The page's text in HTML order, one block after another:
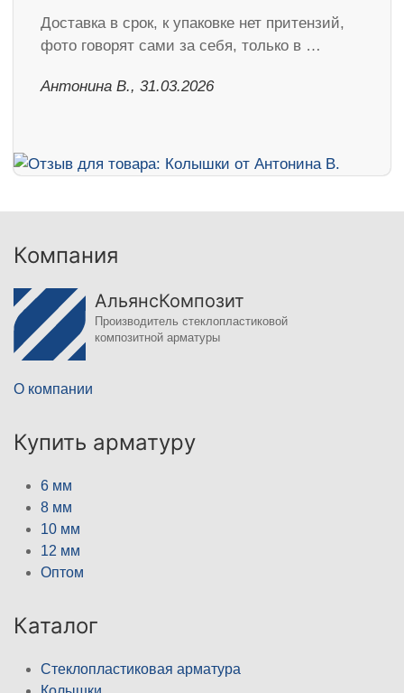
Доставка в срок, к упаковке нет притензий,
фото говорят сами за себя, только в …
Антонина В., 31.03.2026
Компания
АльянсКомпозит
Производитель стеклопластиковой
композитной арматуры
О компании
Купить арматуру
6 мм
8 мм
10 мм
12 мм
Оптом
Каталог
Стеклопластиковая арматура